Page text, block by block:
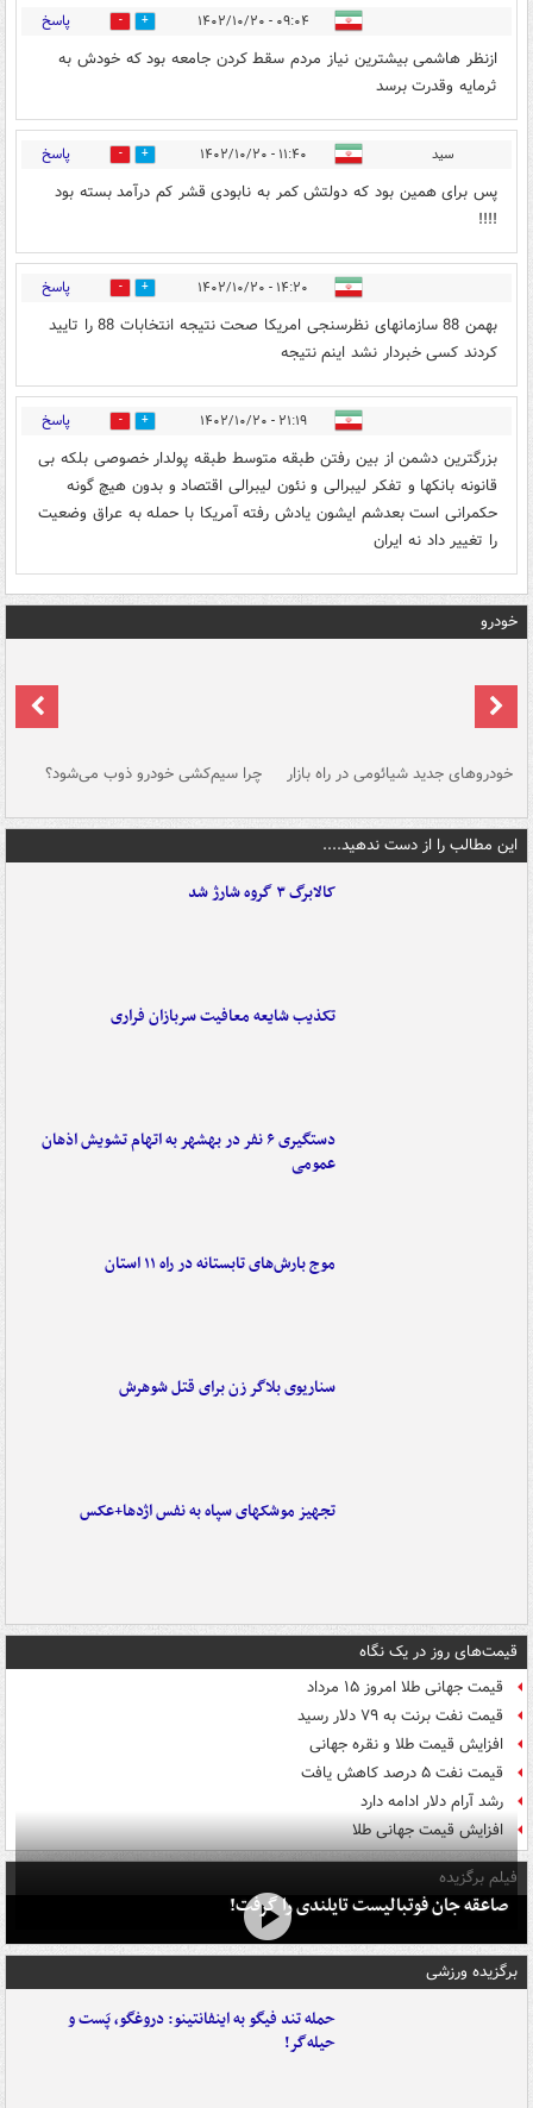
۰۹:۰۴ - ۱۴۰۲/۱۰/۲۰ 2 پاسخ
ازنظر هاشمی بیشترین نیاز مردم سقط کردن جامعه بود که خودش به
ثرمایه وقدرت برسد
سید ۱۱:۴۰ - ۱۴۰۲/۱۰/۲۰ 2 پاسخ
پس برای همین بود که دولتش کمر به نابودی قشر کم درآمد بسته بود
!!!!
۱۴:۲۰ - ۱۴۰۲/۱۰/۲۰ 1 پاسخ
بهمن 88 سازمانهای نظرسنجی امریکا صحت نتیجه انتخابات 88 را تایید
کردند کسی خبردار نشد اینم نتیجه
۲۱:۱۹ - ۱۴۰۲/۱۰/۲۰ 0 پاسخ
بزرگترین دشمن از بین رفتن طبقه متوسط طبقه پولدار خصوصی بلکه بی
قانونه بانکها و تفکر لیبرالی و نئون لیبرالی اقتصاد و بدون هیچ گونه
حکمرانی است بعدشم ایشون یادش رفته آمریکا با حمله به عراق وضعیت
را تغییر داد نه ایران
خودرو
خودروهای جدید شیائومی در راه بازار چرا سیم‌کشی خودرو ذوب می‌شود؟
این مطالب را از دست ندهید....
کالابرگ ۳ گروه شارژ شد
تکذیب شایعه معافیت سربازان فراری
دستگیری ۶ نفر در بهشهر به اتهام تشویش اذهان
عمومی
موج بارش‌های تابستانه در راه ۱۱ استان
سناریوی بلاگر زن برای قتل شوهرش
تجهیز موشکهای سپاه به نفس اژدها+عکس
قیمت‌های روز در یک نگاه
قیمت جهانی طلا امروز ۱۵ مرداد
قیمت نفت برنت به ۷۹ دلار رسید
افزایش قیمت طلا و نقره جهانی
قیمت نفت ۵ درصد کاهش یافت
رشد آرام دلار ادامه دارد
افزایش قیمت جهانی طلا
فیلم برگزیده
صاعقه جان فوتبالیست تایلندی را گرفت!
برگزیده ورزشی
حمله تند فیگو به اینفانتینو: دروغگو، پَست‌ و
حیله‌گر!